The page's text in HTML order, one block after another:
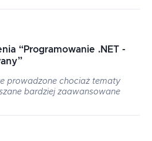
“Programowanie .NET -
”
prowadzone chociaż tematy
bardziej zaawansowane